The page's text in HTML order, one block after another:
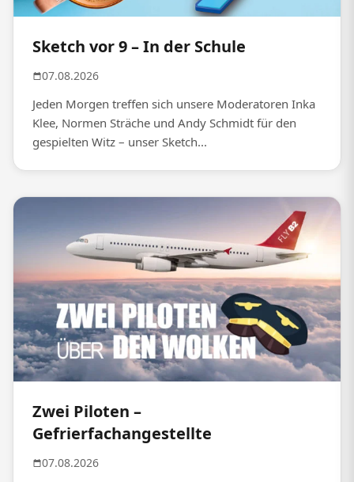
Sketch vor 9 – In der Schule
07.08.2026
Jeden Morgen treffen sich unsere Moderatoren Inka
Klee, Normen Sträche und Andy Schmidt für den
gespielten Witz – unser Sketch...
Zwei Piloten –
Gefrierfachangestellte
07.08.2026